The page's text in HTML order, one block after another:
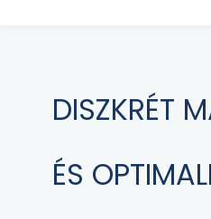
DISZKRÉT
ÉS